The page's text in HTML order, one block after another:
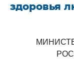
здоровья